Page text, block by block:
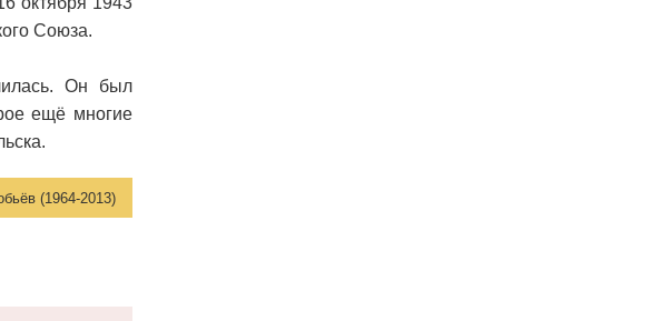
Союза.
Он был
ещё многие
(1964-2013)